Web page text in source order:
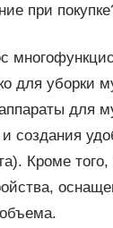
при
для уборки
для
создания
Кроме